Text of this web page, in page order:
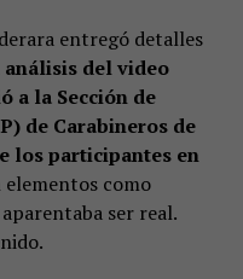
entregó detalles
del video
a la Sección de
de Carabineros de
los participantes en
elementos como
ser real.